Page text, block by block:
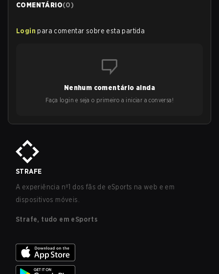
COMENTÁRIO(0)
Login para comentar sobre esta partida
Nenhum comentário ainda
Faça login e seja o primeiro a iniciar a conversa!
STRAFE
A experiência nº1 dos fãs de eSports na web e em
dispositivos móveis.
Strafe, tudo em eSports